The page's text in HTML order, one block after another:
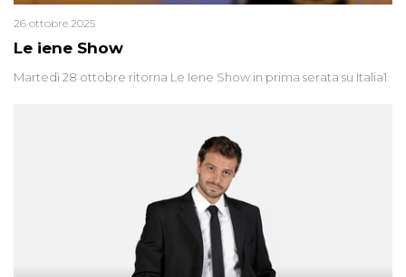
Le iene Show
26 ottobre 2025
Martedì 28 ottobre ritorna Le Iene Show in prima serata su Italia1